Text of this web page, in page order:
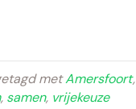
metAmersfoort,
, samen, vrijekeuze